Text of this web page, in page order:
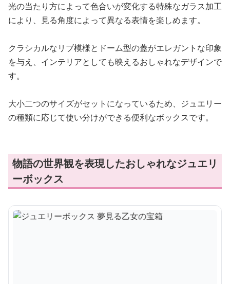
光の当たり方によって色合いが変化する特殊なガラス加工
により、見る角度によって異なる表情を楽しめます。
クラシカルなリブ模様とドーム型の蓋がエレガントな印象
を与え、インテリアとしても映えるおしゃれなデザインで
す。
大小二つのサイズがセットになっているため、ジュエリー
の種類に応じて使い分けができる便利なボックスです。
物語の世界観を表現したおしゃれなジュエリ
ーボックス